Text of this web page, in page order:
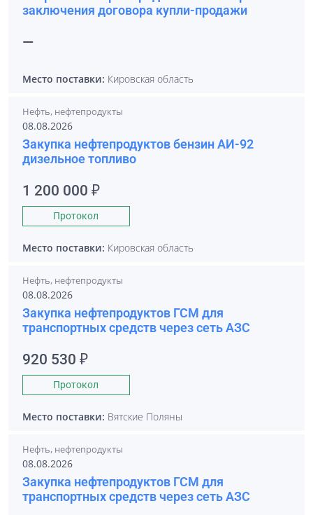
заключения договора купли-продажи
—
Место поставки: Кировская область
Нефть, нефтепродукты
08.08.2026
Закупка нефтепродуктов бензин АИ-92
дизельное топливо
1 200 000 ₽
Протокол
Место поставки: Кировская область
Нефть, нефтепродукты
08.08.2026
Закупка нефтепродуктов ГСМ для
транспортных средств через сеть АЗС
920 530 ₽
Протокол
Место поставки: Вятские Поляны
Нефть, нефтепродукты
08.08.2026
Закупка нефтепродуктов ГСМ для
транспортных средств через сеть АЗС